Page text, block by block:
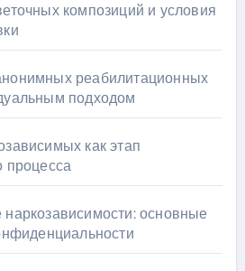
композиций и условия
реабилитационных
подходом
как этап
процесса
основные